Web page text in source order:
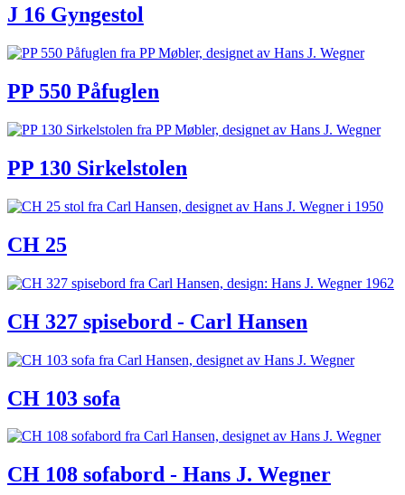
J 16 Gyngestol
PP 550 Påfuglen
PP 130 Sirkelstolen
CH 25
CH 327 spisebord - Carl Hansen
CH 103 sofa
CH 108 sofabord - Hans J. Wegner